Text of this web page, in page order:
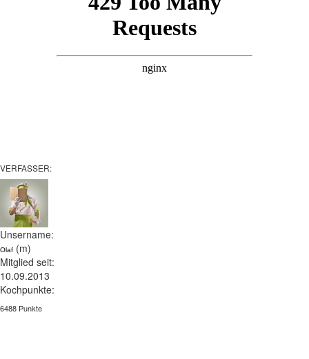
VERFASSER:
Unsername:
Olaf (m)
Mitglied seit:
10.09.2013
Kochpunkte:
6488 Punkte